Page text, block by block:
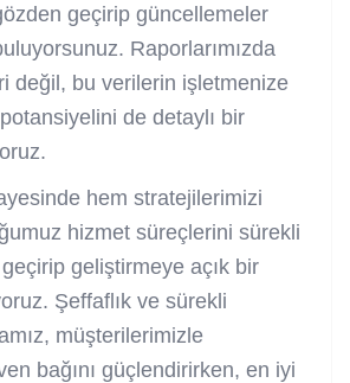
geçirip güncellemeler
Raporlarımızda
değil, bu verilerin işletmenize
de detaylı bir
hem stratejilerimizi
hizmet süreçlerini sürekli
geliştirmeye açık bir
Şeffaflık ve sürekli
müşterilerimizle
bağını güçlendirirken, en iyi